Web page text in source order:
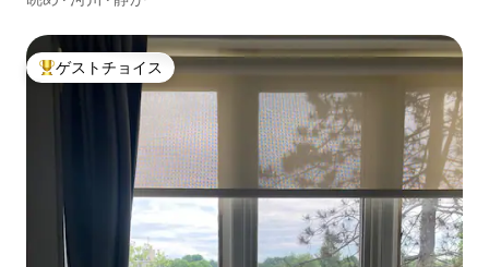
大好評のゲストチョイスです。
ゲストチョイス